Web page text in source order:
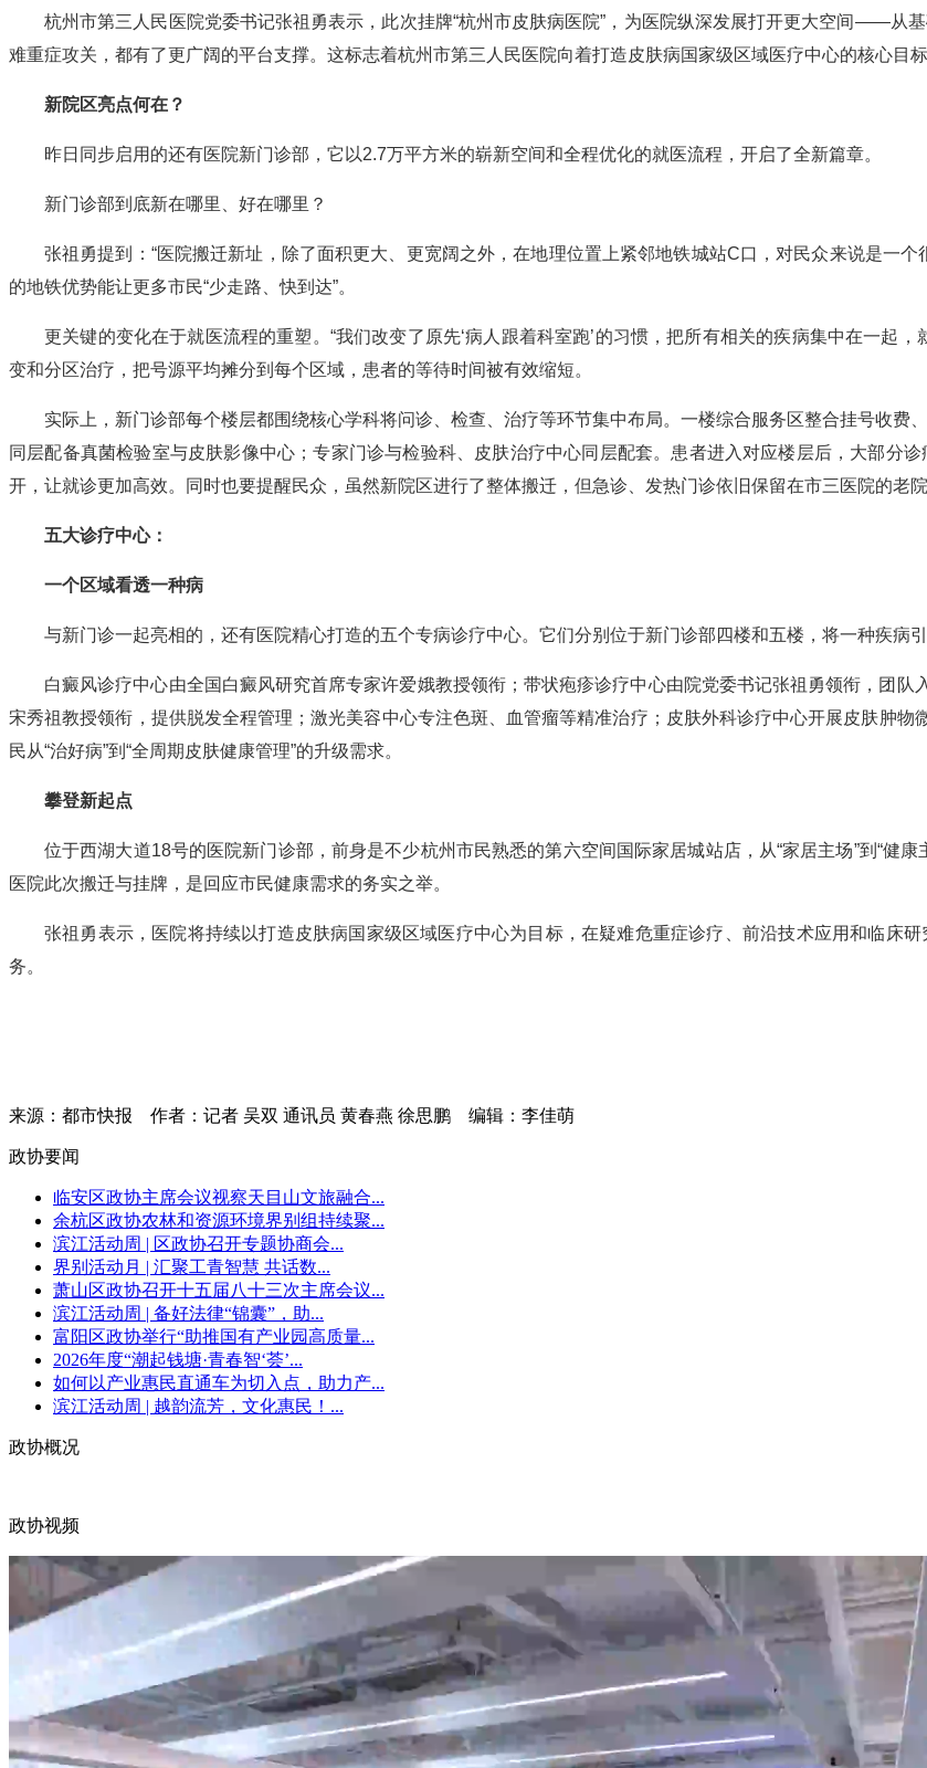
杭州市第三人民医院党委书记张祖勇表示，此次挂牌“杭州市皮肤病医院”，为医院纵深发展打开更大空间——从
难重症攻关，都有了更广阔的平台支撑。这标志着杭州市第三人民医院向着打造皮肤病国家级区域医疗中心的核心目标
新院区亮点何在？
昨日同步启用的还有医院新门诊部，它以2.7万平方米的崭新空间和全程优化的就医流程，开启了全新篇章。
新门诊部到底新在哪里、好在哪里？
张祖勇提到：“医院搬迁新址，除了面积更大、更宽阔之外，在地理位置上紧邻地铁城站C口，对民众来说是一
的地铁优势能让更多市民“少走路、快到达”。
更关键的变化在于就医流程的重塑。“我们改变了原先‘病人跟着科室跑’的习惯，把所有相关的疾病集中在一起
变和分区治疗，把号源平均摊分到每个区域，患者的等待时间被有效缩短。
实际上，新门诊部每个楼层都围绕核心学科将问诊、检查、治疗等环节集中布局。一楼综合服务区整合挂号收
同层配备真菌检验室与皮肤影像中心；专家门诊与检验科、皮肤治疗中心同层配套。患者进入对应楼层后，大部分
开，让就诊更加高效。同时也要提醒民众，虽然新院区进行了整体搬迁，但急诊、发热门诊依旧保留在市三医院的老
五大诊疗中心：
一个区域看透一种病
与新门诊一起亮相的，还有医院精心打造的五个专病诊疗中心。它们分别位于新门诊部四楼和五楼，将一种疾病
白癜风诊疗中心由全国白癜风研究首席专家许爱娥教授领衔；带状疱疹诊疗中心由院党委书记张祖勇领衔，团队
宋秀祖教授领衔，提供脱发全程管理；激光美容中心专注色斑、血管瘤等精准治疗；皮肤外科诊疗中心开展皮肤肿物
民从“治好病”到“全周期皮肤健康管理”的升级需求。
攀登新起点
位于西湖大道18号的医院新门诊部，前身是不少杭州市民熟悉的第六空间国际家居城站店，从“家居主场”到“健
医院此次搬迁与挂牌，是回应市民健康需求的务实之举。
张祖勇表示，医院将持续以打造皮肤病国家级区域医疗中心为目标，在疑难危重症诊疗、前沿技术应用和临床
务。
来源：都市快报 作者：记者 吴双 通讯员 黄春燕 徐思鹏 编辑：李佳萌
政协要闻
临安区政协主席会议视察天目山文旅融合...
余杭区政协农林和资源环境界别组持续聚...
滨江活动周 | 区政协召开专题协商会...
界别活动月 | 汇聚工青智慧 共话数...
萧山区政协召开十五届八十三次主席会议...
滨江活动周 | 备好法律“锦囊”，助...
富阳区政协举行“助推国有产业园高质量...
2026年度“潮起钱塘·青春智‘荟’...
如何以产业惠民直通车为切入点，助力产...
滨江活动周 | 越韵流芳，文化惠民！...
政协概况
政协视频